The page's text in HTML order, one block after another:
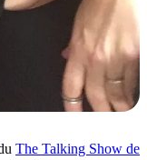
The Talking Show de